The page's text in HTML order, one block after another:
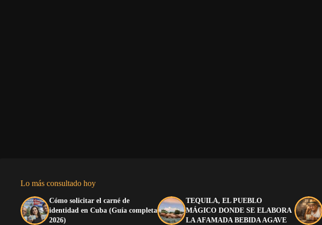
Lo más consultado hoy
Cómo solicitar el carné de
identidad en Cuba (Guía completa
2026)
TEQUILA, EL PUEBLO
MÁGICO DONDE SE ELABORA
LA AFAMADA BEBIDA AGAVE